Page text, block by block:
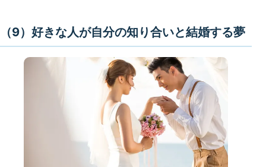
（9）好きな人が自分の知り合いと結婚する夢